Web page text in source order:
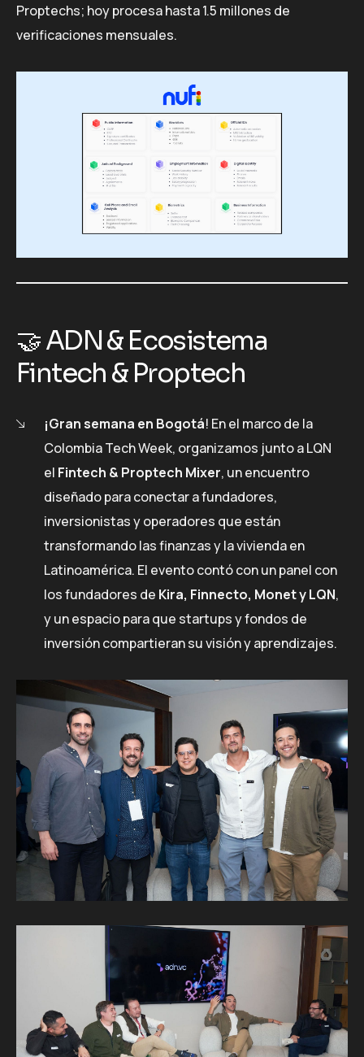
Proptechs; hoy procesa hasta 1.5 millones de
verificaciones mensuales.
🤝 ADN & Ecosistema
Fintech & Proptech
¡Gran semana en Bogotá! En el marco de la
Colombia Tech Week, organizamos junto a LQN
el Fintech & Proptech Mixer, un encuentro
diseñado para conectar a fundadores,
inversionistas y operadores que están
transformando las finanzas y la vivienda en
Latinoamérica. El evento contó con un panel con
los fundadores de Kira, Finnecto, Monet y LQN,
y un espacio para que startups y fondos de
inversión compartieran su visión y aprendizajes.